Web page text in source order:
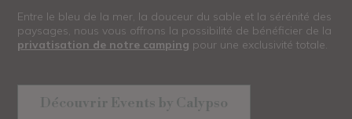
Entre le bleu de la mer, la douceur du sable et la sérénité des
paysages, nous vous offrons la possibilité de bénéficier de la
privatisation de notre camping pour une exclusivité totale.
Découvrir Events by Calypso